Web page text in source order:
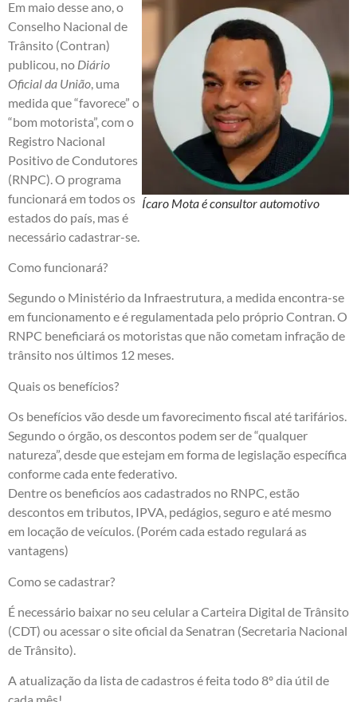
Ícaro Mota é consultor automotivo
Em maio desse ano, o
Conselho Nacional de
Trânsito (Contran)
publicou, no Diário
Oficial da União , uma
medida que “favorece” o
“bom motorista”, com o
Registro Nacional
Positivo de Condutores
(RNPC). O programa
funcionará em todos os
estados do país, mas é
necessário cadastrar-se.
Como funcionará?
Segundo o Ministério da Infraestrutura, a medida encontra-se
em funcionamento e é regulamentada pelo próprio Contran. O
RNPC beneficiará os motoristas que não cometam infração de
trânsito nos últimos 12 meses.
Quais os benefícios?
Os benefícios vão desde um favorecimento fiscal até tarifários.
Segundo o órgão, os descontos podem ser de “qualquer
natureza”, desde que estejam em forma de legislação específica
conforme cada ente federativo.
Dentre os beneficíos aos cadastrados no RNPC, estão
descontos em tributos, IPVA, pedágios, seguro e até mesmo
em locação de veículos. (Porém cada estado regulará as
vantagens)
Como se cadastrar?
É necessário baixar no seu celular a Carteira Digital de Trânsito
(CDT) ou acessar o site oficial da Senatran (Secretaria Nacional
de Trânsito).
A atualização da lista de cadastros é feita todo 8º dia útil de